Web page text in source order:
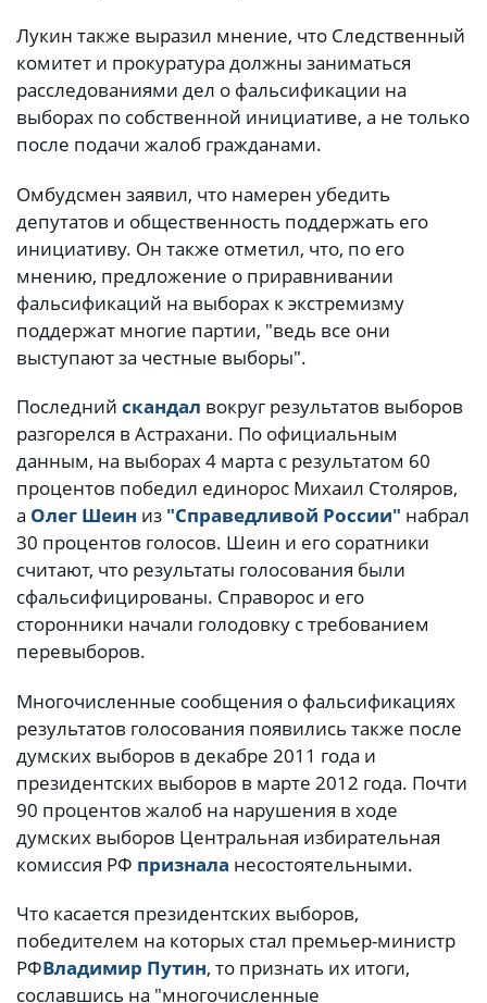
Лукин также выразил мнение, что Следственный
комитет и прокуратура должны заниматься
расследованиями дел о фальсификации на
выборах по собственной инициативе, а не только
после подачи жалоб гражданами.
Омбудсмен заявил, что намерен убедить
депутатов и общественность поддержать его
инициативу. Он также отметил, что, по его
мнению, предложение о приравнивании
фальсификаций на выборах к экстремизму
поддержат многие партии, "ведь все они
выступают за честные выборы".
Последний скандал вокруг результатов выборов
разгорелся в Астрахани. По официальным
данным, на выборах 4 марта с результатом 60
процентов победил единорос Михаил Столяров,
а Олег Шеин из "Справедливой России" набрал
30 процентов голосов. Шеин и его соратники
считают, что результаты голосования были
сфальсифицированы. Справорос и его
сторонники начали голодовку с требованием
перевыборов.
Многочисленные сообщения о фальсификациях
результатов голосования появились также после
думских выборов в декабре 2011 года и
президентских выборов в марте 2012 года. Почти
90 процентов жалоб на нарушения в ходе
думских выборов Центральная избирательная
комиссия РФ признала несостоятельными.
Что касается президентских выборов,
победителем на которых стал премьер-министр
РФВладимир Путин, то признать их итоги,
сославшись на "многочисленные